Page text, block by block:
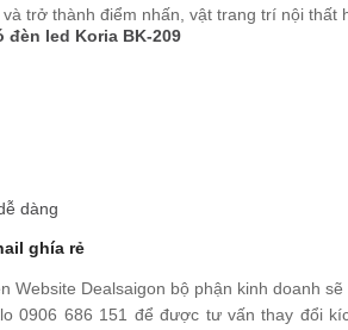
trở thành điểm nhấn, vật trang trí nội thất
đèn led Koria BK-209
dàng
ghía rẻ
Website Dealsaigon bộ phận kinh doanh sẽ
0906 686 151 để được tư vấn thay đổi